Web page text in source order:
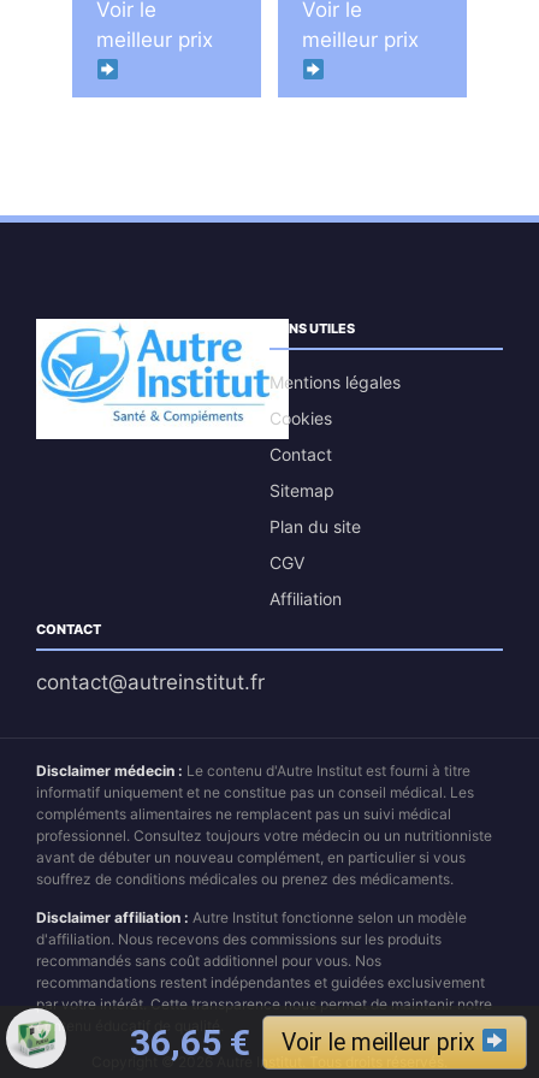
était :
79,95 €.36,65 €.
Voir le
meilleur prix
était :
29,99 €.14,99 €.
Voir le
meilleur prix
LIENS UTILES
Mentions légales
Cookies
Contact
Sitemap
Plan du site
CGV
Affiliation
CONTACT
contact@autreinstitut.fr
Disclaimer médecin : Le contenu d'Autre Institut est fourni à titre
informatif uniquement et ne constitue pas un conseil médical. Les
compléments alimentaires ne remplacent pas un suivi médical
professionnel. Consultez toujours votre médecin ou un nutritionniste
avant de débuter un nouveau complément, en particulier si vous
souffrez de conditions médicales ou prenez des médicaments.
Disclaimer affiliation : Autre Institut fonctionne selon un modèle
d'affiliation. Nous recevons des commissions sur les produits
recommandés sans coût additionnel pour vous. Nos
recommandations restent indépendantes et guidées exclusivement
par votre intérêt. Cette transparence nous permet de maintenir notre
contenu éducatif de qualité.
Copyright © 2026 Autre Institut. Tous droits réservés.
Le prix initial était : 79,95
36,65 €Le prix actuel est
Voir le meilleur prix